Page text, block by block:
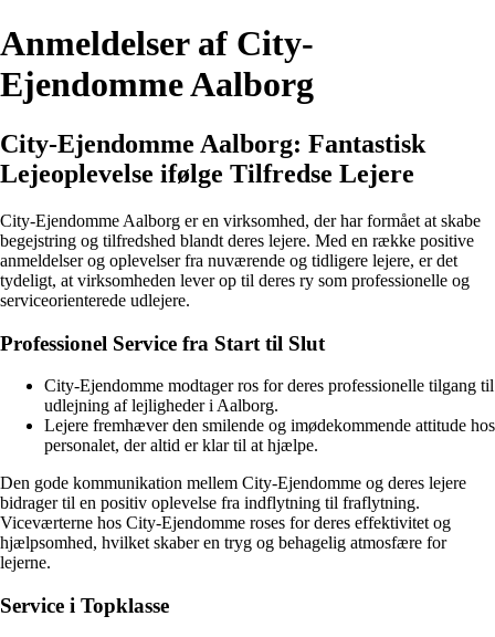
Anmeldelser af City-
Ejendomme Aalborg
City-Ejendomme Aalborg: Fantastisk
Lejeoplevelse ifølge Tilfredse Lejere
City-Ejendomme Aalborg er en virksomhed, der har formået at skabe
begejstring og tilfredshed blandt deres lejere. Med en række positive
anmeldelser og oplevelser fra nuværende og tidligere lejere, er det
tydeligt, at virksomheden lever op til deres ry som professionelle og
serviceorienterede udlejere.
Professionel Service fra Start til Slut
City-Ejendomme modtager ros for deres professionelle tilgang til
udlejning af lejligheder i Aalborg.
Lejere fremhæver den smilende og imødekommende attitude hos
personalet, der altid er klar til at hjælpe.
Den gode kommunikation mellem City-Ejendomme og deres lejere
bidrager til en positiv oplevelse fra indflytning til fraflytning.
Viceværterne hos City-Ejendomme roses for deres effektivitet og
hjælpsomhed, hvilket skaber en tryg og behagelig atmosfære for
lejerne.
Service i Topklasse